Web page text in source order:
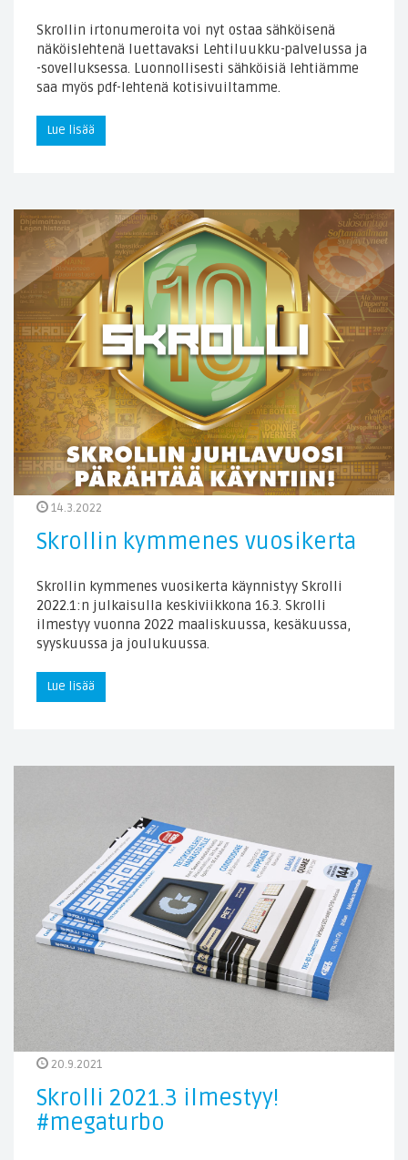
Skrollin irtonumeroita voi nyt ostaa sähköisenä
näköislehtenä luettavaksi Lehtiluukku-palvelussa ja
-sovelluksessa. Luonnollisesti sähköisiä lehtiämme
saa myös pdf-lehtenä kotisivuiltamme.
Lue lisää
14.3.2022
Skrollin kymmenes vuosikerta
Skrollin kymmenes vuosikerta käynnistyy Skrolli
2022.1:n julkaisulla keskiviikkona 16.3. Skrolli
ilmestyy vuonna 2022 maaliskuussa, kesäkuussa,
syyskuussa ja joulukuussa.
Lue lisää
20.9.2021
Skrolli 2021.3 ilmestyy!
#megaturbo